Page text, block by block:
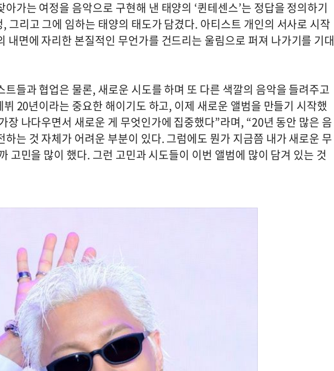
가는 여정을 음악으로 구현해 낸 태양의 ‘퀸테센스’는 정답을 정의하기
그리고 그에 임하는 태양의 태도가 담겼다. 아티스트 개인의 서사로 시작
내면에 자리한 본질적인 무언가를 건드리는 울림으로 퍼져 나가기를 기대
들과 협업은 물론, 새로운 시도를 하며 또 다른 색깔의 음악을 들려주고
20년이라는 중요한 해이기도 하고, 이제 새로운 앨범을 만들기 시작했
장 나다우면서 새로운 게 무엇인가에 집중했다”라며, “20년 동안 많은 음
는 것 자체가 어려운 부분이 있다. 그럼에도 뭔가 지금쯤 내가 새로운 무
고민을 많이 했다. 그런 고민과 시도들이 이번 앨범에 많이 담겨 있는 것